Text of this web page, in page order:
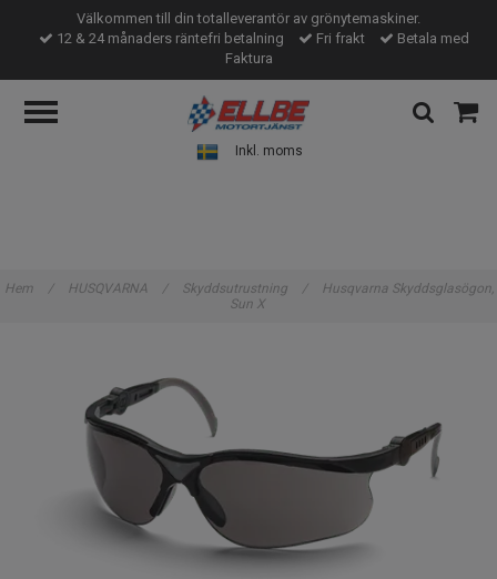
Välkommen till din totalleverantör av grönytemaskiner.
12 & 24 månaders räntefri betalning
Fri frakt
Betala med
Faktura
Inkl. moms
Hem / HUSQVARNA / Skyddsutrustning /
Husqvarna Skyddsglasögon,
Sun X